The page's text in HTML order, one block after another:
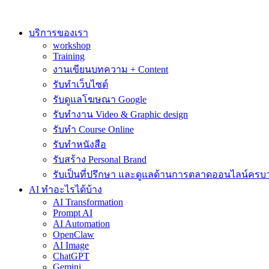
contentบริการของเรา
workshop
Training
งานเขียนบทความ + Content
รับทำเว็บไซต์
รับดูแลโฆษณา Google
รับทำงาน Video & Graphic design
รับทำ Course Online
รับทำหนังสือ
รับสร้าง Personal Brand
รับเป็นที่ปรึกษา และดูแลด้านการตลาดออนไลน์ครบ
AI ทำอะไรได้บ้าง
AI Transformation
Prompt AI
AI Automation
OpenClaw
AI Image
ChatGPT
Gemini